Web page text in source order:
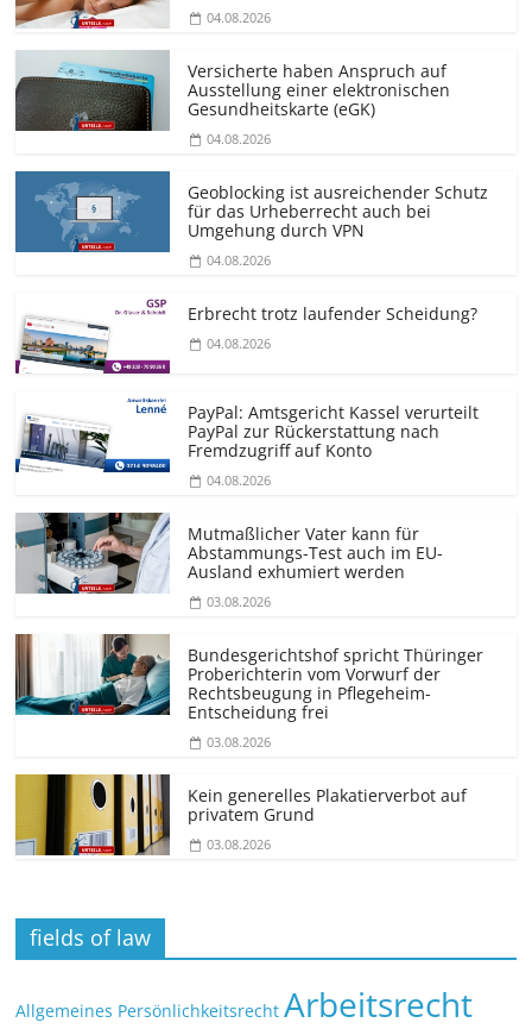
04.08.2026
Versicherte haben Anspruch auf
Ausstellung einer elektronischen
Gesundheitskarte (eGK)
04.08.2026
Geoblocking ist ausreichender Schutz
für das Urheberrecht auch bei
Umgehung durch VPN
04.08.2026
Erbrecht trotz laufender Scheidung?
04.08.2026
PayPal: Amtsgericht Kassel verurteilt
PayPal zur Rückerstattung nach
Fremdzugriff auf Konto
04.08.2026
Mutmaßlicher Vater kann für
Abstammungs-Test auch im EU-
Ausland exhumiert werden
03.08.2026
Bundesgerichtshof spricht Thüringer
Proberichterin vom Vorwurf der
Rechtsbeugung in Pflegeheim-
Entscheidung frei
03.08.2026
Kein generelles Plakatierverbot auf
privatem Grund
03.08.2026
fields of law
Allgemeines Persönlichkeitsrecht Arbeitsrecht